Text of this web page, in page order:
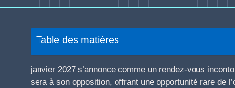
Table des matières
janvier 2027 s’annonce comme un rendez-vous
sera à son opposition, offrant une opportunité rare de